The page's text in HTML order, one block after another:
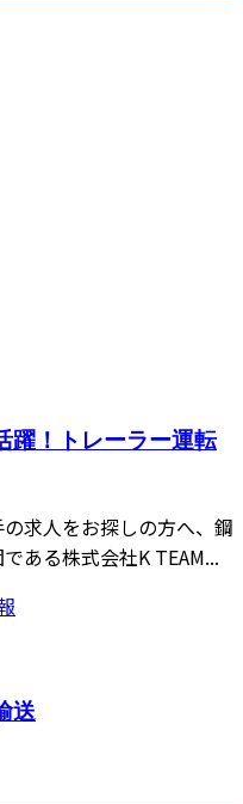
躍！トレーラー運転
求人をお探しの方へ、鋼
ある株式会社K TEAM...
送